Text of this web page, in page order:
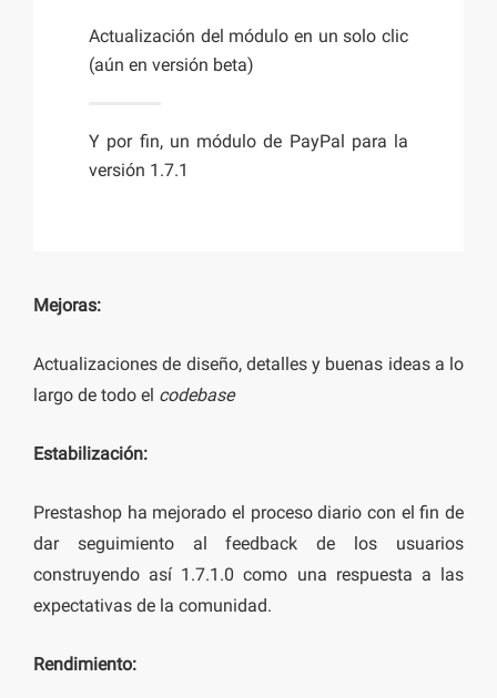
Actualización del módulo en un solo clic
(aún en versión beta)
Y por fin, un módulo de PayPal para la
versión 1.7.1
Mejoras:
Actualizaciones de diseño, detalles y buenas ideas a lo
largo de todo el codebase
Estabilización:
Prestashop ha mejorado el proceso diario con el fin de
dar seguimiento al feedback de los usuarios
construyendo así 1.7.1.0 como una respuesta a las
expectativas de la comunidad.
Rendimiento: